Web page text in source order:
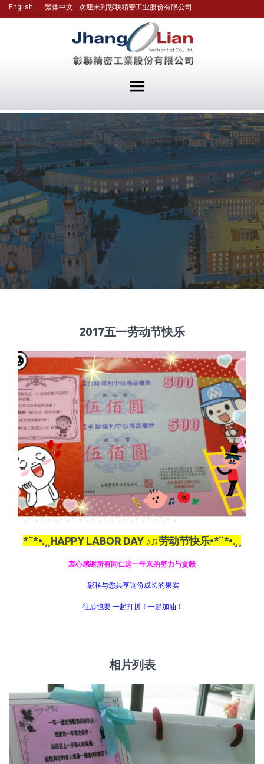
English 繁体中文 欢迎来到彰联精密工业股份有限公司
2017五一劳动节快乐
*¨*•.¸¸ HAPPY LABOR DAY ♪♫劳动节快乐•*¨*•.¸¸
衷心感谢所有同仁这一年来的努力与贡献
彰联与您共享这份成长的果实
往后也要 一起打拼！一起加油！
相片列表